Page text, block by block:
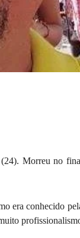
Morreu no
era conhecido